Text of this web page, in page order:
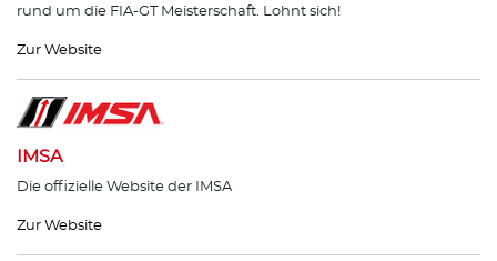
rund um die FIA-GT Meisterschaft. Lohnt sich!
Zur Website
IMSA
Die offizielle Website der IMSA
Zur Website